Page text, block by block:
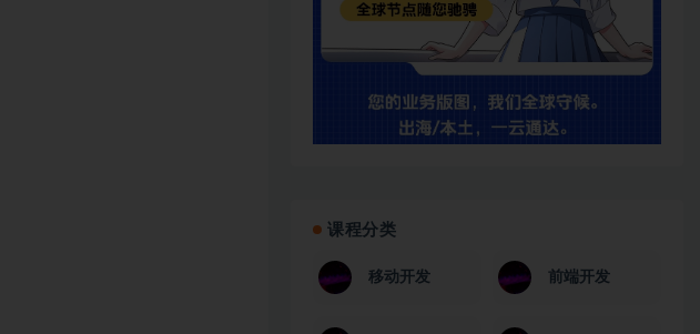
课程分类
移动开发 前端开发